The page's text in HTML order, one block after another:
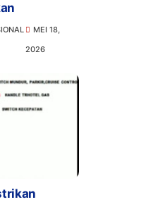
MEI 18,
2026